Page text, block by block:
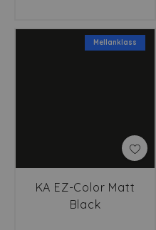
Mellanklass
KA EZ-Color Matt
Black